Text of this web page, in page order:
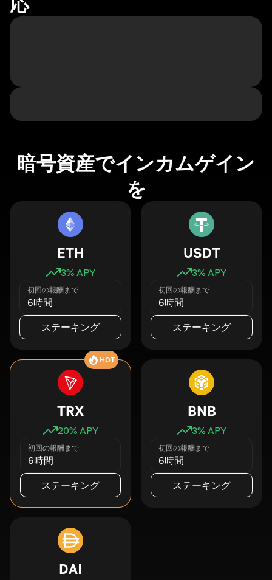
暗号資産でインカムゲイン
を
ETH
3% APY
初回の報酬まで
6時間
ステーキング
USDT
3% APY
初回の報酬まで
6時間
ステーキング
HOT
TRX
20% APY
初回の報酬まで
6時間
ステーキング
BNB
3% APY
初回の報酬まで
6時間
ステーキング
DAI